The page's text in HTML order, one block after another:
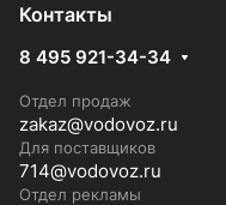
Контакты
8 495 921-34-34
Отдел продаж
zakaz@vodovoz.ru
Для поставщиков
714@vodovoz.ru
Отдел рекламы